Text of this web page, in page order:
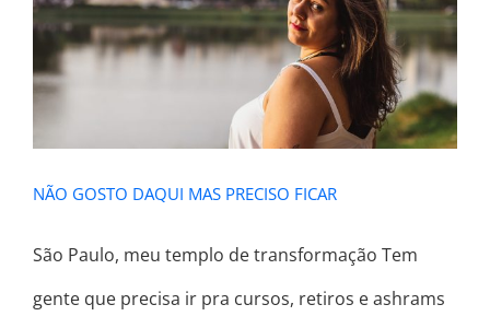
NÃO GOSTO DAQUI MAS PRECISO
FICAR
NÃO GOSTO DAQUI MAS PRECISO FICAR
São Paulo, meu templo de transformação Tem
gente que precisa ir pra cursos, retiros e ashrams